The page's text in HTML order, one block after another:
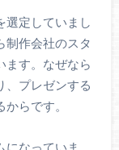
選定していまし
制作会社のスタ
ます。なぜなら
、プレゼンする
らです。
になっていま